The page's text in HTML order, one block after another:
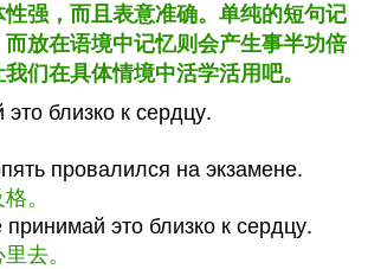
强，而且表意准确。单纯的短句记
放在语境中记忆则会产生事半功倍
们在具体情境中活学活用吧。
близко к сердцу.
провалился на экзамене.
。
это близко к сердцу.
去。